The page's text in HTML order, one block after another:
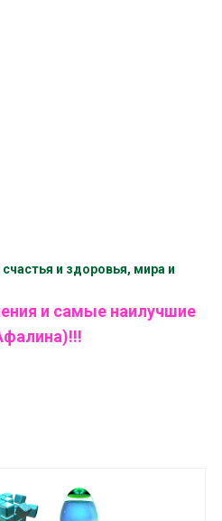
и здоровья, мира и
и самые наилучшие